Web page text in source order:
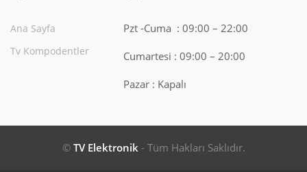
Ana Sayfa
Tv Kompodentler
Pzt -Cuma : 09:00 – 22:00
Cumartesi : 09:00 – 20:00
Pazar : Kapalı
© TV Elektronik- Tüm Hakları Saklıdır.